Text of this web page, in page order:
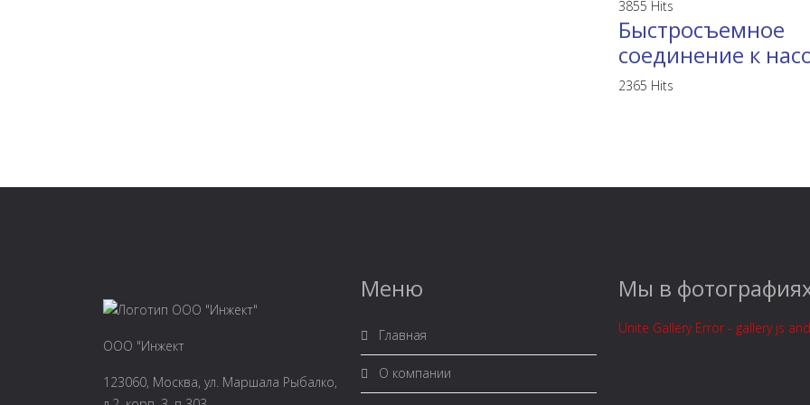
3855 Hits
Быстросъемное
соединение к
2365 Hits
ООО "Инжект
123060, Москва, ул. Маршала Рыбалко,
Меню
Главная
О компании
Мы в
Unite Gallery Error - gallery js